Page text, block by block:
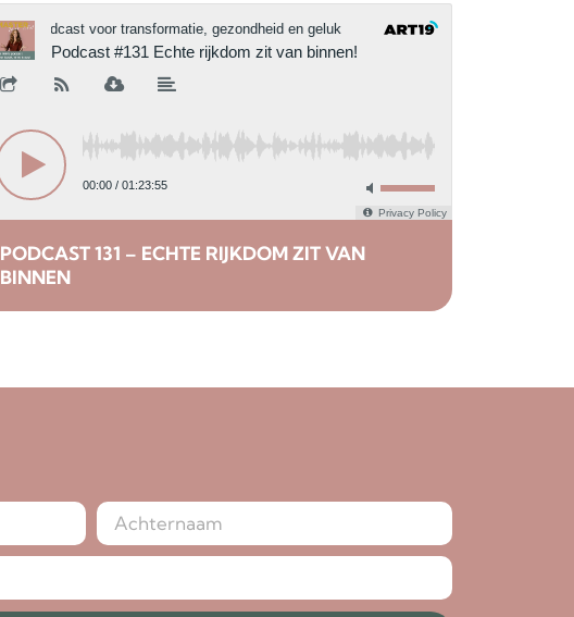
PODCAST 131 – ECHTE RIJKDOM ZIT VAN
BINNEN